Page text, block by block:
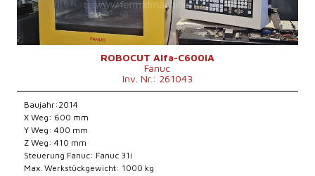
ROBOCUT Alfa-C600iA
Fanuc
Inv. Nr.: 261043
Baujahr:2014
X Weg: 600 mm
Y Weg: 400 mm
Z Weg: 410 mm
Steuerung Fanuc: Fanuc 31i
Max. Werkstückgewicht: 1000 kg